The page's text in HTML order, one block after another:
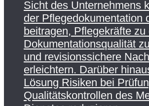
Sicht des Unternehmens
der Pflegedokumentation
beitragen, Pflegekräfte
Dokumentationsqualität
und revisionssichere
erleichtern. Darüber
Lösung Risiken bei
Qualitätskontrollen des